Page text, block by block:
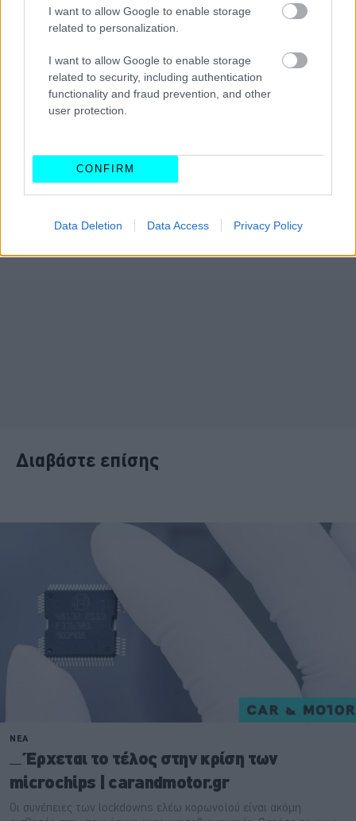
I want to allow Google to enable storage
related to personalization.
I want to allow Google to enable storage
related to security, including authentication
functionality and fraud prevention, and other
user protection.
CONFIRM
Data Deletion Data Access Privacy Policy
Διαβάστε επίσης